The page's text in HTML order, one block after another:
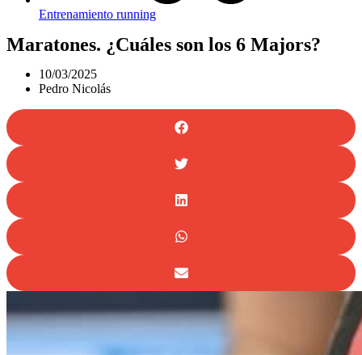
Entrenamiento running
Maratones. ¿Cuáles son los 6 Majors?
10/03/2025
Pedro Nicolás